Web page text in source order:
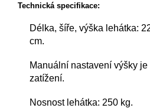
Technická specifikace:
Délka, šíře, výška lehátka:
cm.
Manuální nastavení výšky
zatížení.
Nosnost lehátka: 250 kg.